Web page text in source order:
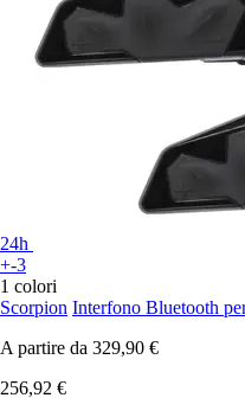
24h
+-3
1 colori
Scorpion Interfono Bluetooth
A partire da 329,90 €
256,92 €